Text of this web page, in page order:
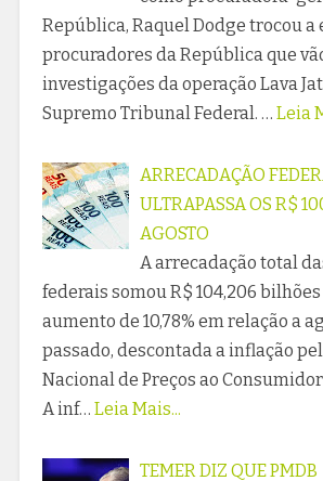
República, Raquel Dodge trocou a
procuradores da República que
investigações da operação Lava
Supremo Tribunal Federal. … Leia
ARRECADAÇÃO
ULTRAPASSA OS R$
AGOSTO
A arrecadação total
federais somou R$ 104,206
aumento de 10,78% em relação a
passado, descontada a inflação
Nacional de Preços ao
A inf… Leia Mais...
TEMER DIZ QUE PMDB